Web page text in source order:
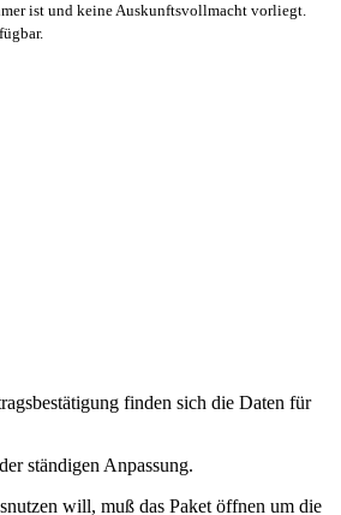
ist und keine Auskunftsvollmacht vorliegt.
finden sich die Daten für
ständigen Anpassung.
will, muß das Paket öffnen um die